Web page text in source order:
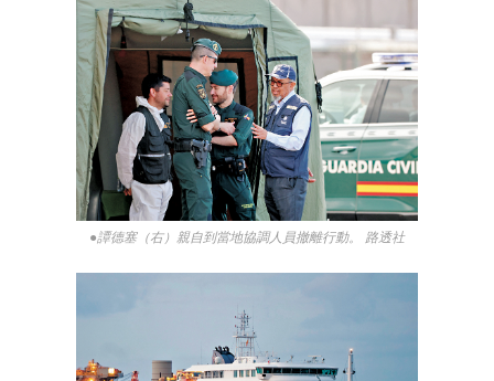
●譚德塞（右）親自到當地協調人員撤離行動。 路透社